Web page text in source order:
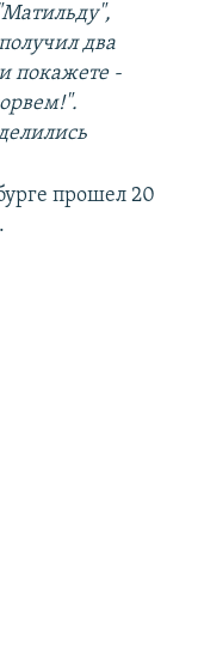
два
покажете -
прошел 20